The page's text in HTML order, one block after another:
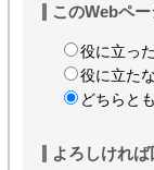
このWebペ
役に立った
役に立た
どちらと
よろしけれ